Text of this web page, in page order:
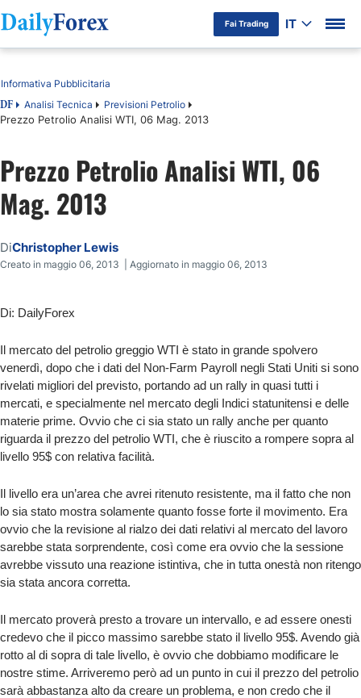
Fai Trading IT
Indice
DF Analisi Tecnica Previsioni Petrolio
Prezzo Petrolio Analisi WTI, 06 Mag. 2013
Informativa Pubblicitaria
Prezzo Petrolio Analisi WTI, 06
Mag. 2013
DiChristopher Lewis
Creato in maggio 06, 2013 | Aggiornato in maggio 06, 2013
Di: DailyForex
Il mercato del petrolio greggio WTI è stato in grande spolvero
venerdì, dopo che i dati del Non-Farm Payroll negli Stati Uniti si sono
rivelati migliori del previsto, portando ad un rally in quasi tutti i
mercati, e specialmente nel mercato degli Indici statunitensi e delle
materie prime. Ovvio che ci sia stato un rally anche per quanto
riguarda il prezzo del petrolio WTI, che è riuscito a rompere sopra al
livello 95$ con relativa facilità.
Il livello era un’area che avrei ritenuto resistente, ma il fatto che non
lo sia stato mostra solamente quanto fosse forte il movimento. Era
ovvio che la revisione al rialzo dei dati relativi al mercato del lavoro
sarebbe stata sorprendente, così come era ovvio che la sessione
avrebbe vissuto una reazione istintiva, che in tutta onestà non ritengo
sia stata ancora corretta.
Il mercato proverà presto a trovare un intervallo, e ad essere onesti
credevo che il picco massimo sarebbe stato il livello 95$. Avendo già
rotto al di sopra di tale livello, è ovvio che dobbiamo modificare le
nostre stime. Arriveremo però ad un punto in cui il prezzo del petrolio
sarà abbastanza alto da creare un problema, e non credo che il